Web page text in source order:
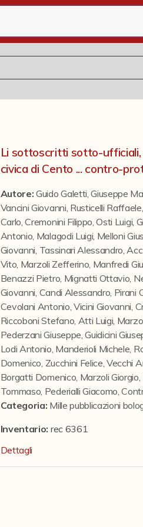
Li sottoscritti sotto-ufficiali,
civica di Cento ... contro-
Autore:Guido Galetti,Giuseppe
Vancini Giovanni, Rusticelli Raffaele
Carlo,Cremonini Filippo,Osti Luigi,
Antonio, Malagodi Luigi, Melloni
Giovanni, Tassinari Alessandro,
Vito, Marzoli Zefferino, Manfredi
Benazzi Pietro, Mignatti Ottavio,
Giovanni, Candi Alessandro, Pirani
Cevolani Antonio, Vicini Giovanni,
Riccoboni Stefano, Atti Luigi,
Pederzani Giuseppe,Guidicini
Lodi Antonio, Manderioli Michele,
Domenico, Zucchini Felice,Vecchi
Borgatti Domenico, Marzoli Giorgio,
Tommaso, Pederialli Giacomo,
Categoria: Mille pubblicazioni
Inventario: rec 6361
Dettagli